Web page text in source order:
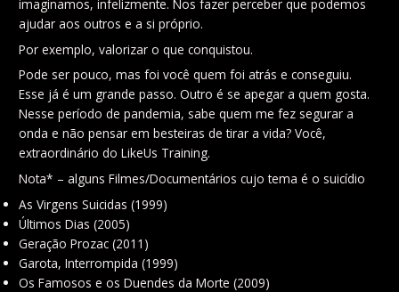
imaginamos, infelizmente. Nos fazer perceber que podemos
ajudar aos outros e a si próprio.
Por exemplo, valorizar o que conquistou.
Pode ser pouco, mas foi você quem foi atrás e conseguiu.
Esse já é um grande passo. Outro é se apegar a quem gosta.
Nesse período de pandemia, sabe quem me fez segurar a
onda e não pensar em besteiras de tirar a vida? Você,
extraordinário do LikeUs Training.
Nota* – alguns Filmes/Documentários cujo tema é o suicídio
As Virgens Suicidas (1999)
Últimos Dias (2005)
Geração Prozac (2011)
Garota, Interrompida (1999)
Os Famosos e os Duendes da Morte (2009)